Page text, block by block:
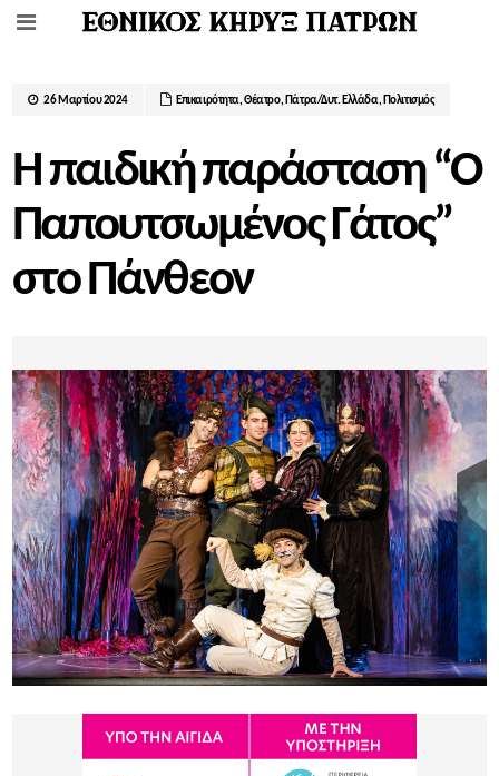
26 Μαρτίου 2024 Επικαιρότητα,Θέατρο, Πάτρα/Δυτ. Ελλάδα, Πολιτισμός
Η παιδική παράσταση “Ο
Παπουτσωμένος Γάτος”
στο Πάνθεον